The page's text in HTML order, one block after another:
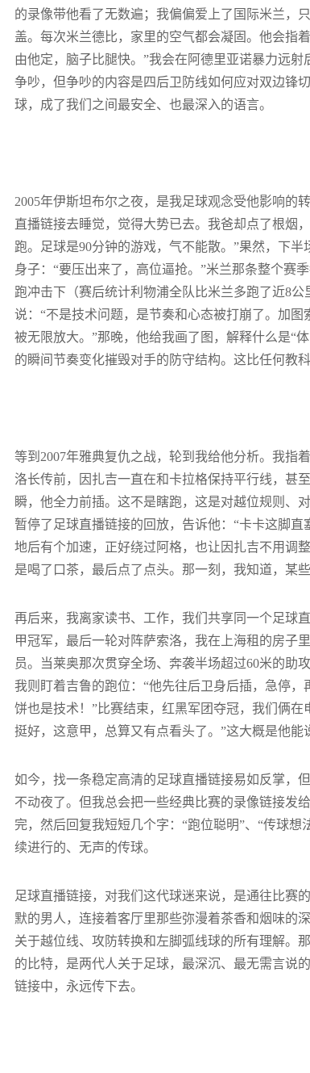
的录像带他看了无数遍；我偏偏爱上了国际米兰，
盖。每次米兰德比，家里的空气都会凝固。他会指
由他定，脑子比腿快。”我会在阿德里亚诺暴力远射
争吵，但争吵的内容是四后卫防线如何应对双边锋
球，成了我们之间最安全、也最深入的语言。
2005年伊斯坦布尔之夜，是我足球观念受他影响的
直播链接去睡觉，觉得大势已去。我爸却点了根烟
跑。足球是90分钟的游戏，气不能散。”果然，下
身子：“要压出来了，高位逼抢。”米兰那条整个赛
跑冲击下（赛后统计利物浦全队比米兰多跑了近8
说：“不是技术问题，是节奏和心态被打崩了。加
被无限放大。”那晚，他给我画了图，解释什么是“
的瞬间节奏变化摧毁对手的防守结构。这比任何教科
等到2007年雅典复仇之战，轮到我给他分析。我指
洛长传前，因扎吉一直在和卡拉格保持平行线，甚
瞬，他全力前插。这不是瞎跑，这是对越位规则、
暂停了足球直播链接的回放，告诉他：“卡卡这脚
地后有个加速，正好绕过阿格，也让因扎吉不用调
是喝了口茶，最后点了点头。那一刻，我知道，某
再后来，我离家读书、工作，我们共享同一个足球
甲冠军，最后一轮对阵萨索洛，我在上海租的房子
员。当莱奥那次贯穿全场、奔袭半场超过60米的助
我则盯着吉鲁的跑位：“他先往后卫身后插，急停
饼也是技术！”比赛结束，红黑军团夺冠，我们俩在
挺好，这意甲，总算又有点看头了。”这大概是他能
如今，找一条稳定高清的足球直播链接易如反掌，
不动夜了。但我总会把一些经典比赛的录像链接发
完，然后回复我短短几个字：“跑位聪明”、“传球
续进行的、无声的传球。
足球直播链接，对我们这代球迷来说，是通往比赛
默的男人，连接着客厅里那些弥漫着茶香和烟味的
关于越位线、攻防转换和左脚弧线球的所有理解。
的比特，是两代人关于足球，最深沉、最无需言说
链接中，永远传下去。